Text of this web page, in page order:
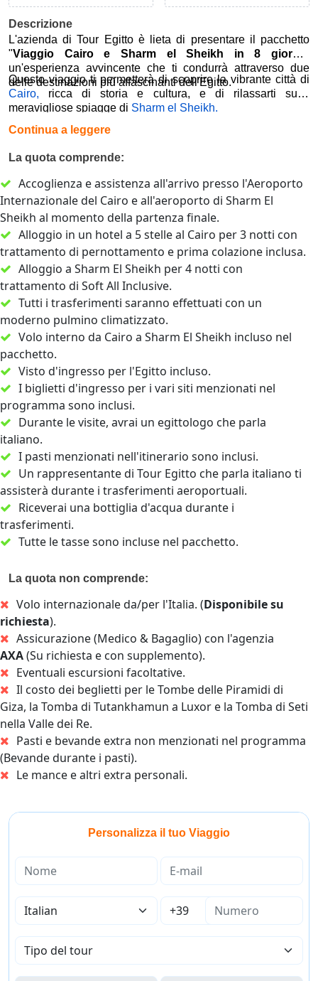
Descrizione
L'azienda di Tour Egitto è lieta di presentare il pacchetto
"Viaggio Cairo e Sharm el Sheikh in 8 giorni
un'esperienza avvincente che ti condurrà attraverso due
delle destinazioni più affascinanti dell'Egitto.
Questo viaggio ti permetterà di scoprire la vibrante città di
Cairo, ricca di storia e cultura, e di rilassarti sulle
meravigliose spiagge di Sharm el Sheikh.
Continua a leggere
La quota comprende:
Accoglienza e assistenza all'arrivo presso l'Aeroporto
Internazionale del Cairo e all'aeroporto di Sharm El
Sheikh al momento della partenza finale.
Alloggio in un hotel a 5 stelle al Cairo per 3 notti con
trattamento di pernottamento e prima colazione inclusa.
Alloggio a Sharm El Sheikh per 4 notti con
trattamento di Soft All Inclusive.
Tutti i trasferimenti saranno effettuati con un
moderno pulmino climatizzato.
Volo interno da Cairo a Sharm El Sheikh incluso nel
pacchetto.
Visto d'ingresso per l'Egitto incluso.
I biglietti d'ingresso per i vari siti menzionati nel
programma sono inclusi.
Durante le visite, avrai un egittologo che parla
italiano.
I pasti menzionati nell'itinerario sono inclusi.
Un rappresentante di Tour Egitto che parla italiano ti
assisterà durante i trasferimenti aeroportuali.
Riceverai una bottiglia d'acqua durante i
trasferimenti.
Tutte le tasse sono incluse nel pacchetto.
La quota non comprende:
Volo internazionale da/per l'Italia. (Disponibile su
richiesta).
Assicurazione (Medico & Bagaglio) con l'agenzia
AXA(Su richiesta e con supplemento).
Eventuali escursioni facoltative.
Il costo dei beglietti per le Tombe delle Piramidi di
Giza, la Tomba di Tutankhamun a Luxor e la Tomba di Seti
nella Valle dei Re.
Pasti e bevande extra non menzionati nel programma
(Bevande durante i pasti).
Le mance e altri extra personali.
Personalizza il tuo Viaggio